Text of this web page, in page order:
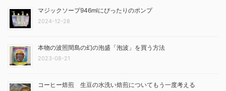
マジックソープ946mlにぴったりのポンプ
2024-12-28
本物の波照間島の幻の泡盛「泡波」を買う方法
2023-08-21
コーヒー焙煎 生豆の水洗い焙煎についてもう一度考える